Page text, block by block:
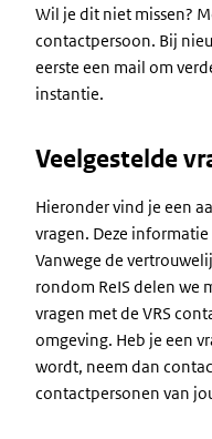
Wil je dit niet missen?
contactpersoon. Bij
eerste een mail om
instantie.
Veelgestelde
Hieronder vind je een
vragen. Deze
Vanwege de
rondom ReIS delen we
vragen met de VRS
omgeving. Heb je een
wordt, neem dan
contactpersonen van